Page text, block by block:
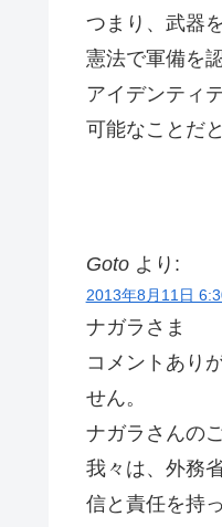
つまり、武器
憲法で軍備を
アイデンティ
可能なことだ
Goto より:
2013年8月11日
ナガラさま
コメントあり
せん。
ナガラさんの
我々は、外務
信と責任を持